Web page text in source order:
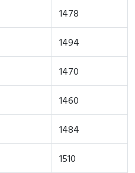
1478
1494
1470
1460
1484
1510